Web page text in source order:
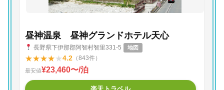
昼神温泉 昼神グランドホテル天心
長野県下伊那郡阿智村智里331-5 地図
★★★★★4.2 （843件）
最安値¥23,460〜/泊